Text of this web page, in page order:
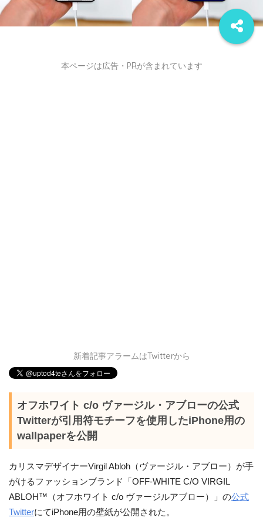
本ページは広告・PRが含まれています
新着記事アラームはTwitterから
オフホワイト c/o ヴァージル・アブローの公式
Twitterが引用符モチーフを使用したiPhone用の
wallpaperを公開
カリスマデザイナーVirgil Abloh（ヴァージル・アブロー）が手
がけるファッションブランド「OFF-WHITE C/O VIRGIL
ABLOH™（オフホワイト c/o ヴァージルアブロー）」の公式
TwitterにてiPhone用の壁紙が公開された。